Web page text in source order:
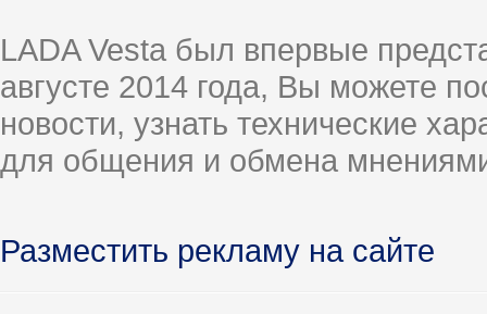
LADA Vesta был впервые
августе 2014 года, Вы можете
новости, узнать технические
для общения и обмена
Разместить рекламу на сайте